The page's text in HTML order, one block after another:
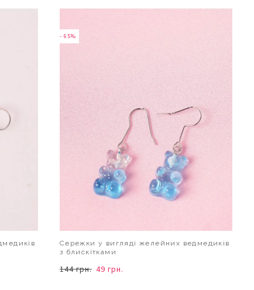
- 65%
Сережки у вигляді желейних ведмедиків
з блискітками
144 грн. 49 грн.